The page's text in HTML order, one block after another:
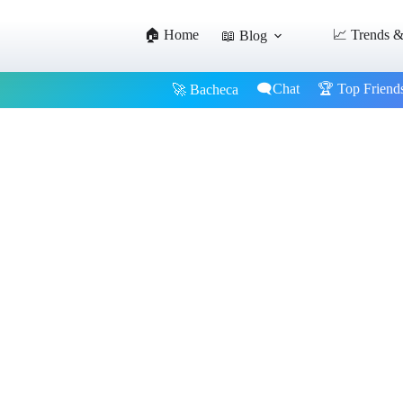
🏠 Home 📖 Blog 📈 Trends
🚀 Bacheca 🗨️Chat 🏆 Top